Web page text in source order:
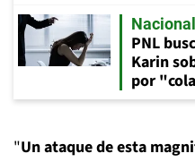
Nacional
PNL
Karin
por
"Un ataque de esta